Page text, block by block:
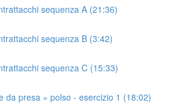
sequenza A (21:36)
sequenza B (3:42)
sequenza C (15:33)
da presa » polso - esercizio 1 (18:02)